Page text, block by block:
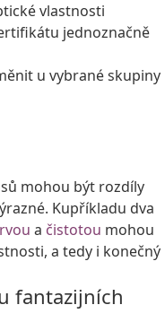
vlastnosti
jednoznačně
u vybrané skupiny
mohou být rozdíly
Kupříkladu dva
a čistotou mohou
a tedy i konečný
fantazijních